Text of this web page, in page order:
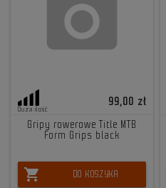
Duża ilość
99,00 zł
Gripy rowerowe Title MTB
Form Grips black
shopping_cart DO KOSZYKA